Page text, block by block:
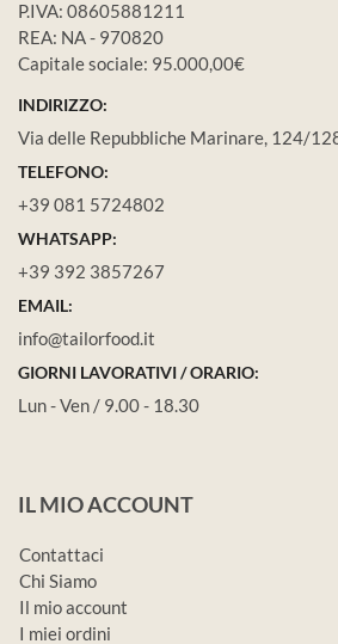
P.IVA: 08605881211
REA: NA - 970820
Capitale sociale: 95.000,00€
INDIRIZZO:
Via delle Repubbliche Marinare, 124/
TELEFONO:
+39 081 5724802
WHATSAPP:
+39 392 3857267
EMAIL:
info@tailorfood.it
GIORNI LAVORATIVI / ORARIO:
Lun - Ven / 9.00 - 18.30
IL MIO ACCOUNT
Contattaci
Chi Siamo
Il mio account
I miei ordini